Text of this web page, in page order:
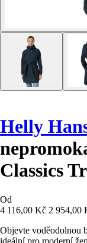
Helly
Classics
Od
4 116,00 Kč 2 954,00
Objevte voděodolnou
ideální pro moderní